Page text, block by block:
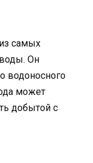
самых
Он
водоносного
может
добытой с